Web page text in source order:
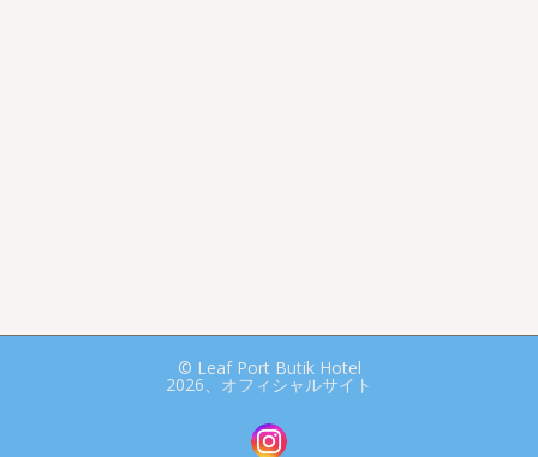
© Leaf Port Butik Hotel
2026、オフィシャルサイト